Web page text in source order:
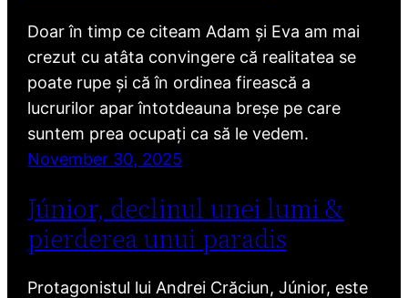
Doar în timp ce citeam Adam și Eva am mai
crezut cu atâta convingere că realitatea se
poate rupe și că în ordinea firească a
lucrurilor apar întotdeauna breșe pe care
suntem prea ocupați ca să le vedem.
November 30, 2025
Júnior, declinul unei lumi &
pierderea unui paradis
Protagonistul lui Andrei Crăciun, Júnior, este